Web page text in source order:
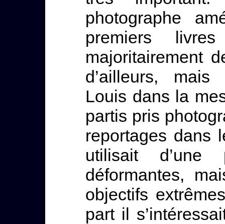
photographe
premiers
majoritairement
d’ailleurs,
Louis dans la
partis pris
reportages dans
utilisait
déformantes,
objectifs
part il